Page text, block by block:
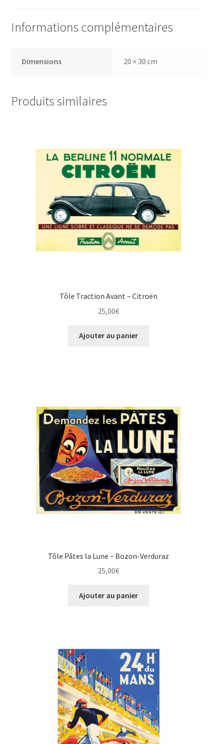
Informations complémentaires
Dimensions 20 × 30 cm
Produits similaires
Tôle Traction Avant – Citroën
25,00€
Ajouter au panier
Tôle Pâtes la Lune – Bozon-Verduraz
25,00€
Ajouter au panier